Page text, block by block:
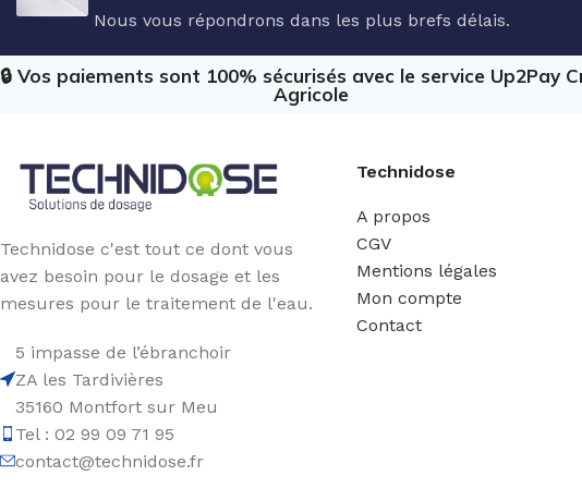
Nous vous répondrons dans les plus brefs délais.
🔒 Vos paiements sont 100% sécurisés avec le service Up2Pay
Agricole
Technidose c'est tout ce dont vous
avez besoin pour le dosage et les
mesures pour le traitement de l'eau.
5 impasse de l’ébranchoir
ZA les Tardivières
35160 Montfort sur Meu
Tel : 02 99 09 71 95
contact@technidose.fr
Technidose
A propos
CGV
Mentions légales
Mon compte
Contact